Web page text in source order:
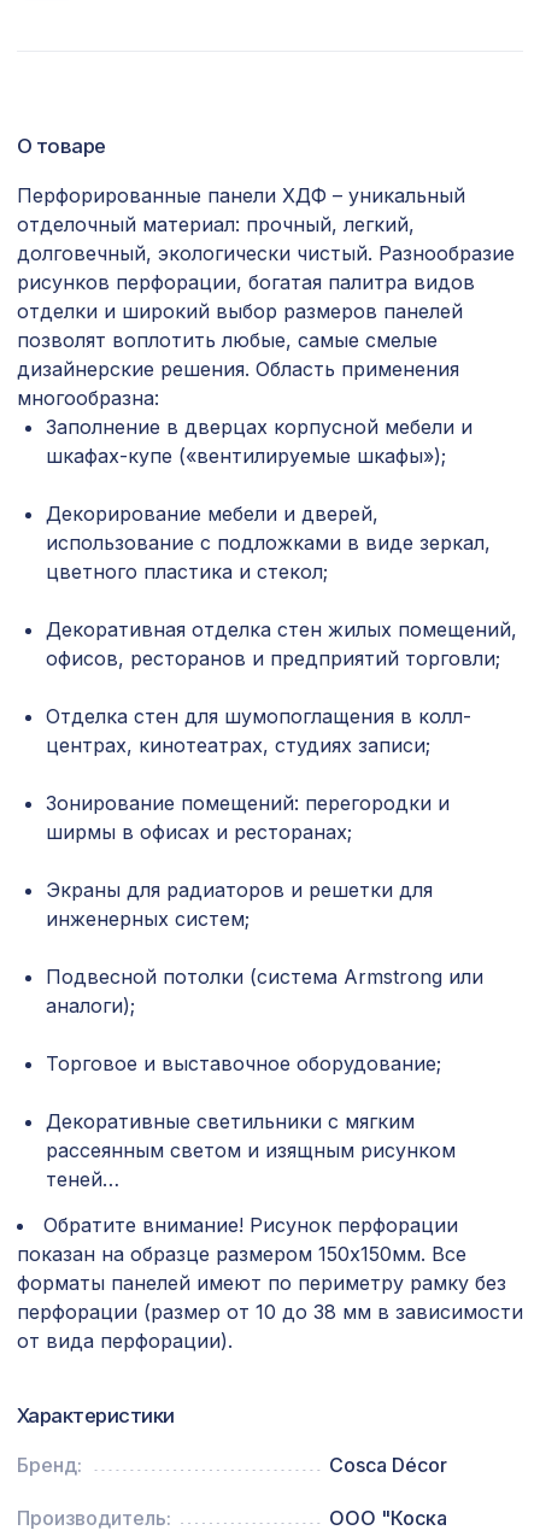
Перфорированная панель КВАДРО
11-45, 2070х930мм, ХДФ, бук
Перфорированная панель КВАДРО
10-20, 2800х1250мм, ХДФ, бук
7043 ₽
ПОРТАЛ АРИА, мелинга орех 8390 ₽
Консоль для архитектурного бруса
90х55мм, серый кипарис
Перфорированная панель ДАМАСКО,
1030х695мм, ХДФ, венге
Натуральные обои Cosca Каракас,
Перфорированная панель ДЕДАЛО,
4612 ₽
Натуральные обои Cosca Папирус
Кантри, 0,91 x 5,5 м
Перфорированная панель КВАДРО
8-28, 2800х1250мм, ХДФ, бук
7043 ₽
100x16x2400 мм, МДФ
ЭЛЕНИКО, 595х595мм, ХДФ, венге
Натуральные обои Cosca Аврора,
Шоколад интерно (3х3см), размер
плитки 42х42 см
Перфорированная панель ГОТИКА,
1200х600мм, ХДФ, ольха
1131 ₽
отделки
Воск мягкий "Бук светлый" в
О товаре
Перфорированные панели ХДФ – уникальный
отделочный материал: прочный, легкий,
долговечный, экологически чистый. Разнообразие
рисунков перфорации, богатая палитра видов
отделки и широкий выбор размеров панелей
позволят воплотить любые, самые смелые
дизайнерские решения. Область применения
многообразна:
Заполнение в дверцах корпусной мебели и
шкафах-купе («вентилируемые шкафы»);
Декорирование мебели и дверей,
использование с подложками в виде зеркал,
цветного пластика и стекол;
Декоративная отделка стен жилых помещений,
офисов, ресторанов и предприятий торговли;
Отделка стен для шумопоглащения в колл-
центрах, кинотеатрах, студиях записи;
Зонирование помещений: перегородки и
ширмы в офисах и ресторанах;
Экраны для радиаторов и решетки для
инженерных систем;
Подвесной потолки (система Armstrong или
аналоги);
Торговое и выставочное оборудование;
Декоративные светильники с мягким
рассеянным светом и изящным рисунком
теней…
Обратите внимание! Рисунок перфорации
показан на образце размером 150х150мм. Все
форматы панелей имеют по периметру рамку без
перфорации (размер от 10 до 38 мм в зависимости
от вида перфорации).
Характеристики
Бренд: Cosca Décor
Производитель:
ООО "Коска